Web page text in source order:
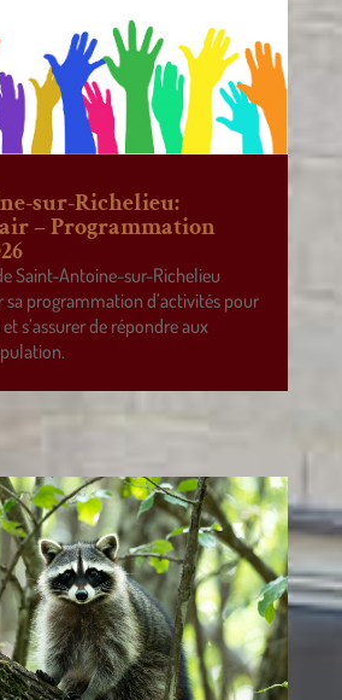
sur-Richelieu:
– Programmation
Saint-Antoine-sur-Richelieu
programmation d’activités pour
s’assurer de répondre aux